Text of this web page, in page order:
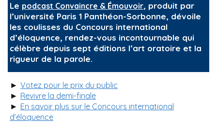
Le podcast Convaincre & Émouvoir, produit par
l’université Paris 1 Panthéon-Sorbonne, dévoile
les coulisses du Concours international
d’éloquence, rendez-vous incontournable qui
célèbre depuis sept éditions l’art oratoire et la
rigueur de la parole.
► Votez pour le prix du public
► Revivre la demi-finale
► En savoir plus sur le Concours international
d’éloquence